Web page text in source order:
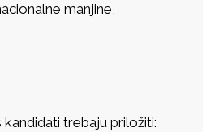
manjine,
kandidati trebaju priložiti: